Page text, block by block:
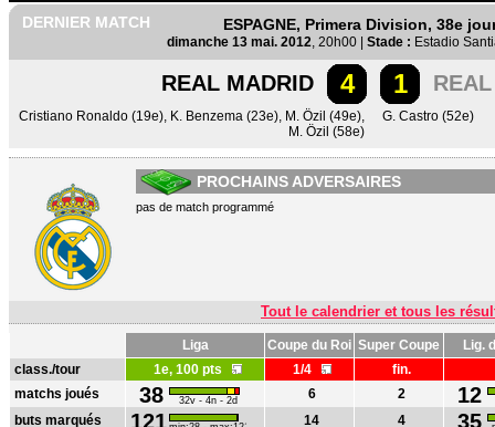
DERNIER MATCH ESPAGNE, Primera Division, 38e
dimanche 13 mai. 2012, 20h00 | Stade : Estadio
REAL MADRID 4 1
Cristiano Ronaldo (19e), K. Benzema (23e), M. Özil (49e),
M. Özil (58e)
G. Castro (52e)
PROCHAINS ADVERSAIRES
pas de match programmé
Tout le calendrier et tous les
Liga Coupe du Roi Super Coupe
Lig.
class./tour
1e, 100 pts 1/4
fin.
matchs joués
38 32v - 4n - 2d 6 2 12
buts marqués 121 14 4 35